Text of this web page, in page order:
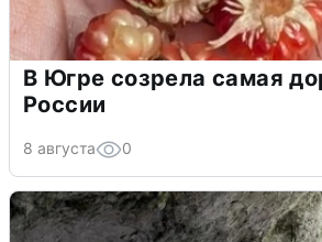
В Югре созрела самая
России
8 августа 0